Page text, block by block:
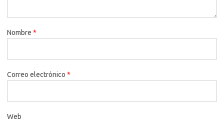
Nombre *
Correo electrónico *
Web